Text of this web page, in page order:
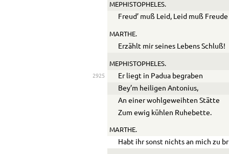
MEPHISTOPHELES.
Freud’ muß Leid, Leid muß
MARTHE.
Erzählt mir seines Lebens Schluß!
MEPHISTOPHELES.
2925
Er liegt in Padua begraben
Bey’m heiligen Antonius,
An einer wohlgeweihten Stätte
Zum ewig kühlen Ruhebette.
MARTHE.
Habt ihr sonst nichts an mich zu